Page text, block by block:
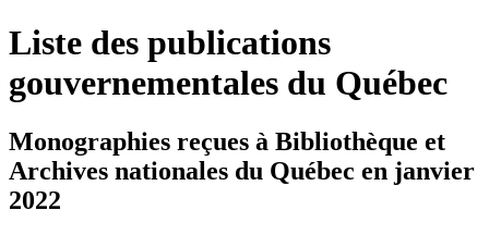
Liste des publications
gouvernementales du Québec
Monographies reçues à Bibliothèque et
Archives nationales du Québec en janvier
2022